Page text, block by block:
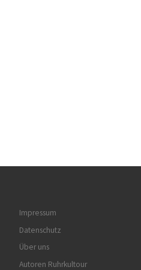
Impressum
Datenschutz
Über uns
Autoren Ruhrkultour